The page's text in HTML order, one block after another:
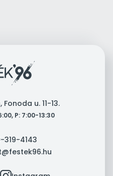
u. 11-13.
P: 7:00-13:30
319-4143